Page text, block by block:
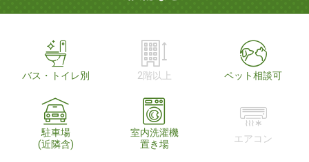
バス・トイレ別 2階以上 ペット相談可
駐車場
(近隣含)
室内洗濯機
置き場
エアコン